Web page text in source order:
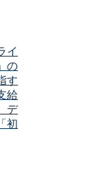
イ
の
す
給
デ
初